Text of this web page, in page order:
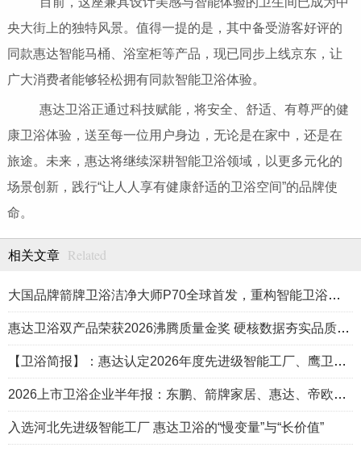
央大街上的独特风景。值得一提的是，其中备受游客好评的
同款惠达智能马桶、浴室柜等产品，现已同步上线京东，让
广大消费者能够轻松拥有同款智能卫浴体验。
惠达卫浴正通过科技赋能，将安全、舒适、有尊严的健
康卫浴体验，送至每一位用户身边，无论是在家中，还是在
旅途。未来，惠达将继续深耕智能卫浴领域，以更多元化的
场景创新，践行“让人人享有健康舒适的卫浴空间”的品牌使
命。
相关文章 Related
大国品牌箭牌卫浴洁净大师P70全球首发，重构智能卫浴洁净新标准
惠达卫浴双产品荣获2026沸腾质量金奖 硬核数据夯实品质标杆
【卫浴简报】：惠达认定2026年度先进级智能工厂、鹰卫浴、日丰……
2026上市卫浴企业半年报：东鹏、箭牌家居、惠达、帝欧……
入选河北先进级智能工厂 惠达卫浴的“慢变量”与“长价值”